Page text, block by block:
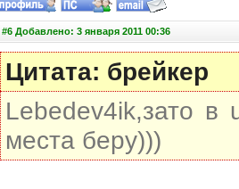
#6 Добавлено: 3 января 2011 00:36
Цитата: брейкер
Lebedev4ik,зато в
места беру)))